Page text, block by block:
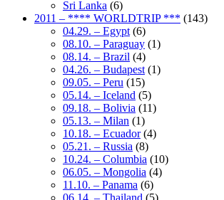
Sri Lanka (6)
2011 – **** WORLDTRIP *** (143)
04.29. – Egypt (6)
08.10. – Paraguay (1)
08.14. – Brazil (4)
04.26. – Budapest (1)
09.05. – Peru (15)
05.14. – Iceland (5)
09.18. – Bolivia (11)
05.13. – Milan (1)
10.18. – Ecuador(4)
05.21. – Russia (8)
10.24. – Columbia (10)
06.05. – Mongolia (4)
11.10. – Panama (6)
06.14. – Thailand (5)